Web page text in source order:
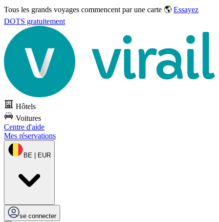
Tous les grands voyages commencent par une carte 🌎 Essayez
DOTS gratuitement
Hôtels
Voitures
Centre d'aide
Mes réservations
BE | EUR
se connecter